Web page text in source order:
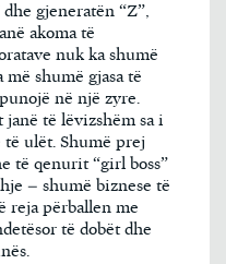
gjeneratën “Z”,
akoma të
nuk ka shumë
shumë gjasa të
në një zyre.
të lëvizshëm sa i
ulët. Shumë prej
të qenurit “girl boss”
– shumë biznese të
reja përballen me
të dobët dhe